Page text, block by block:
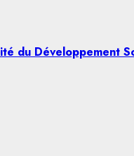
du Développement